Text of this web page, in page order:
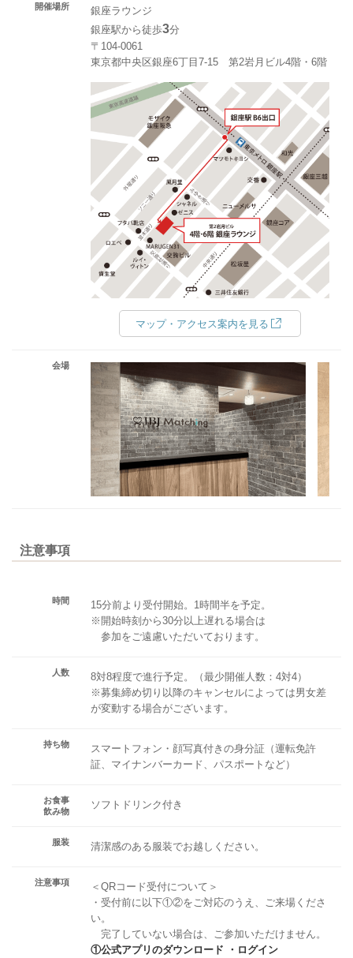
開催場所
銀座ラウンジ
銀座駅から徒歩3分
〒104-0061
東京都中央区銀座6丁目7-15 第2岩月ビル4階・6階
マップ・アクセス案内を見る
会場
注意事項
時間
15分前より受付開始。1時間半を予定。
※開始時刻から30分以上遅れる場合は
参加をご遠慮いただいております。
人数
8対8程度で進行予定。（最少開催人数：4対4）
※募集締め切り以降のキャンセルによっては男女差
が変動する場合がございます。
持ち物
スマートフォン・顔写真付きの身分証（運転免許
証、マイナンバーカード、パスポートなど）
お食事
飲み物
ソフトドリンク付き
服装 清潔感のある服装でお越しください。
注意事項
＜QRコード受付について＞
・受付前に以下①②をご対応のうえ、ご来場くださ
い。
完了していない場合は、ご参加いただけません。
①公式アプリのダウンロード ・ログイン